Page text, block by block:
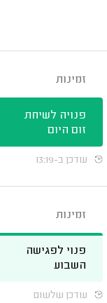
זמינות
פנויה לשיחת
זום היום
עודכן ב-13:19
זמינות
פנוי לפגישה
השבוע
עודכן שלשום